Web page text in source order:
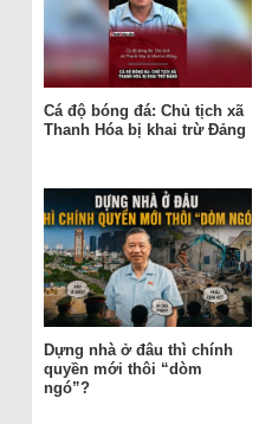
Cá độ bóng đá: Chủ tịch xã
Thanh Hóa bị khai trừ Đảng
Dựng nhà ở đâu thì chính
quyền mới thôi “dòm
ngó”?